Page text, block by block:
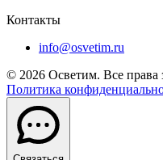
Контакты
info@osvetim.ru
© 2026 Осветим. Все
Политика